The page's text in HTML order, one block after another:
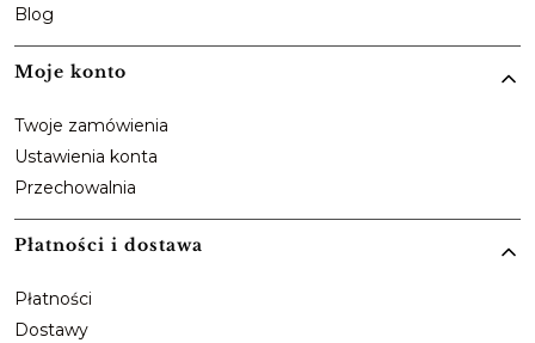
Blog
Moje konto
Twoje zamówienia
Ustawienia konta
Przechowalnia
Płatności i dostawa
Płatności
Dostawy